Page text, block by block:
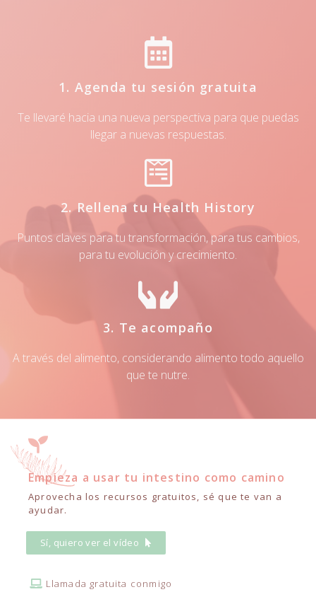
1. Agenda tu sesión gratuita
Te llevaré hacia una nueva perspectiva para que puedas
llegar a nuevas respuestas.
2. Rellena tu Health History
Puntos claves para tu transformación, para tus cambios,
para tu evolución y crecimiento.
3. Te acompaño
A través del alimento, considerando alimento todo aquello
que te nutre.
Llamada gratuita conmigo
Empieza a usar tu intestino como camino
Aprovecha los recursos gratuitos, sé que te van a
ayudar.
Sí, quiero ver el vídeo